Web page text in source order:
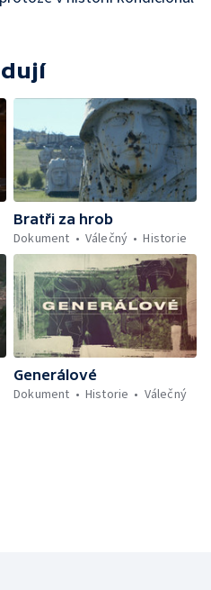
Bratři za hrob
Dokument
Válečný Historie
Generálové
Dokument
Historie Válečný